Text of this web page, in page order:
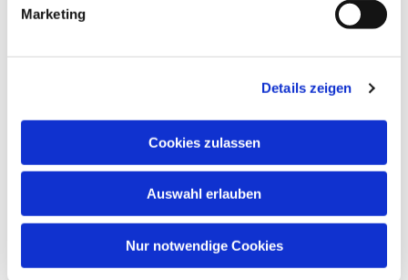
Marketing
Details zeigen
Cookies zulassen
Auswahl erlauben
Nur notwendige Cookies